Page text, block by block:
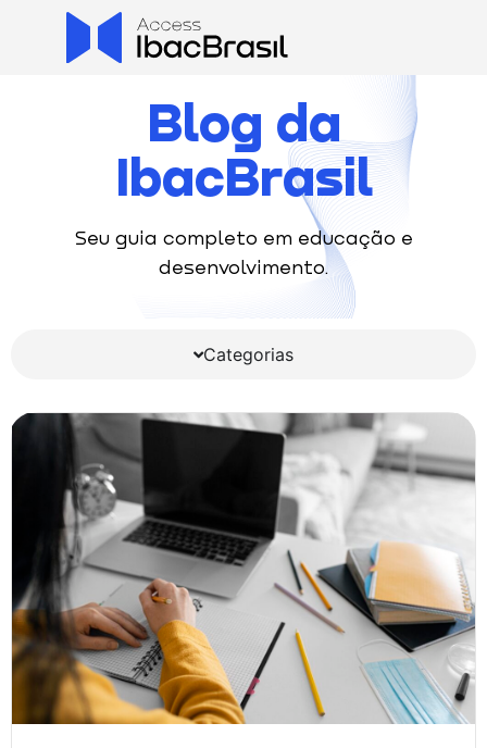
Blog da
IbacBrasil
Seu guia completo em educação e
desenvolvimento.
Categorias